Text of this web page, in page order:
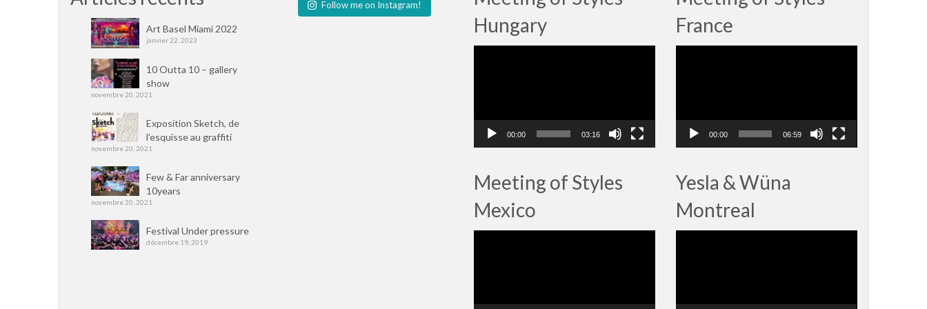
Art Basel Miami 2022
janvier 22, 2023
10 Outta 10 – gallery
show
novembre 20, 2021
Exposition Sketch, de
l’esquisse au graffiti
novembre 20, 2021
Few & Far anniversary
10years
novembre 20, 2021
Festival Under pressure
décembre 19, 2019
Follow me on Instagram!
Hungary
00:00 03:16
Meeting of Styles
Mexico
France
00:00 06:59
Yesla & Wüna
Montreal